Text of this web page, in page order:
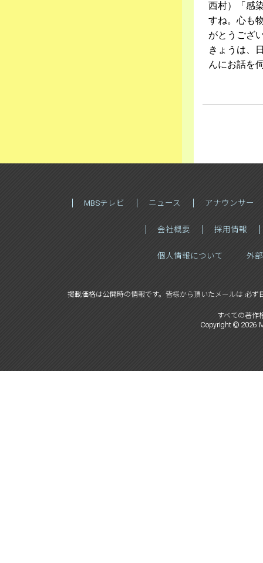
西村）「感
すね。心も
がとうござ
きょうは、
んにお話を
MBSテレビ ニュース アナウンサー
会社概要 採用情報
個人情報について 外
掲載価格は公開時の情報です。皆様から頂いたメールは 必ず
すべての著作
Copyright © 2026